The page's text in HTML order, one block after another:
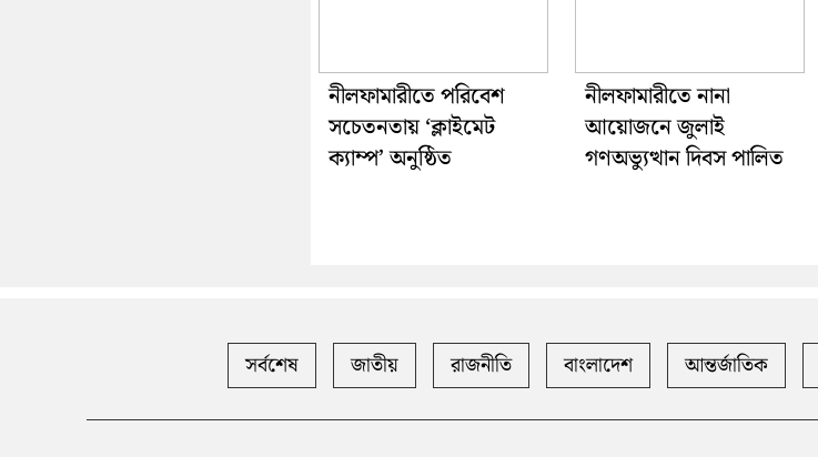
নীলফামারীতে পরিবেশ
সচেতনতায় ‘ক্লাইমেট
ক্যাম্প’ অনুষ্ঠিত
নীলফামারীতে নানা
আয়োজনে জুলাই
গণঅভ্যুত্থান দিবস পালিত
সর্বশেষ জাতীয় রাজনীতি বাংলাদেশ আন্তর্জাতিক